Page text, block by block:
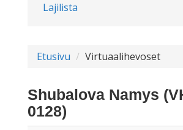
Lajilista
Etusivu Virtuaalihevoset
Shubalova Namys
0128)